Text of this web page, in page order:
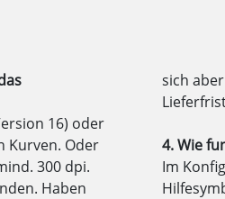
16) oder
Kurven. Oder
300 dpi.
Haben
sich
4. Wie
Im